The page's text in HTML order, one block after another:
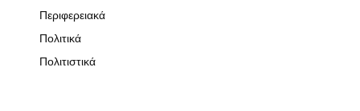
Περιφερειακά
Πολιτικά
Πολιτιστικά